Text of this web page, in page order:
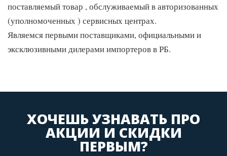
поставляемый товар , обслуживаемый в авторизованных
(уполномоченных ) сервисных центрах.
Являемся первыми поставщиками, официальными и
эксклюзивными дилерами импортеров в РБ.
ХОЧЕШЬ УЗНАВАТЬ ПРО
АКЦИИ И СКИДКИ
ПЕРВЫМ?